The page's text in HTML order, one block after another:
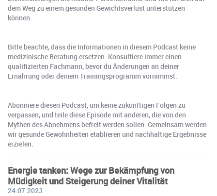
dem Weg zu einem gesunden Gewichtsverlust unterstützen
können.
Bitte beachte, dass die Informationen in diesem Podcast keine
medizinische Beratung ersetzen. Konsultiere immer einen
qualifizierten Fachmann, bevor du Änderungen an deiner
Ernährung oder deinem Trainingsprogramm vornimmst.
Abonniere diesen Podcast, um keine zukünftigen Folgen zu
verpassen, und teile diese Episode mit anderen, die von den
Mythen des Abnehmens befreit werden sollen. Gemeinsam werden
wir gesunde Gewohnheiten etablieren und nachhaltige Ergebnisse
erzielen.
Energie tanken: Wege zur Bekämpfung von
Müdigkeit und Steigerung deiner Vitalität
24.07.2023